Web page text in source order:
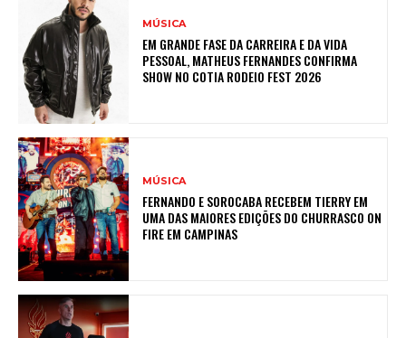
MÚSICA
EM GRANDE FASE DA CARREIRA E DA VIDA
PESSOAL, MATHEUS FERNANDES CONFIRMA
SHOW NO COTIA RODEIO FEST 2026
MÚSICA
FERNANDO E SOROCABA RECEBEM TIERRY EM
UMA DAS MAIORES EDIÇÕES DO CHURRASCO ON
FIRE EM CAMPINAS